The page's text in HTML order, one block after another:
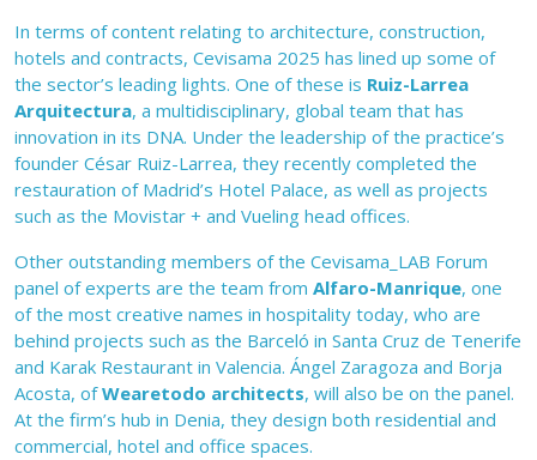
In terms of content relating to architecture, construction,
hotels and contracts, Cevisama 2025 has lined up some of
the sector’s leading lights. One of these is Ruiz-Larrea
Arquitectura, a multidisciplinary, global team that has
innovation in its DNA. Under the leadership of the practice’s
founder César Ruiz-Larrea, they recently completed the
restauration of Madrid’s Hotel Palace, as well as projects
such as the Movistar + and Vueling head offices.
Other outstanding members of the Cevisama_LAB Forum
panel of experts are the team from Alfaro-Manrique, one
of the most creative names in hospitality today, who are
behind projects such as the Barceló in Santa Cruz de Tenerife
and Karak Restaurant in Valencia. Ángel Zaragoza and Borja
Acosta, ofWearetodo architects, will also be on the panel.
At the firm’s hub in Denia, they design both residential and
commercial, hotel and office spaces.